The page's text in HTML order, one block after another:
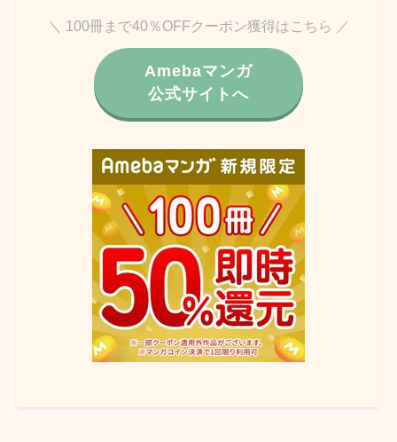
＼ 100冊まで40％OFFクーポン獲得はこちら ／
Amebaマンガ
公式サイトへ